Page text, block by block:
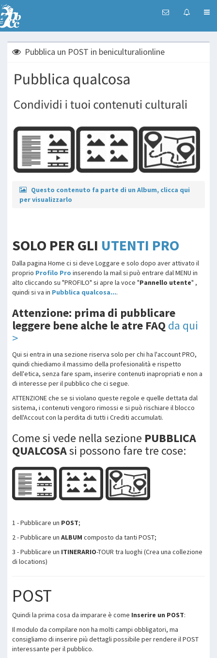
Pubblica un POST in beniculturalionline
Questo contenuto fa parte di un Album, clicca qui
per visualizzarlo
SOLO PER GLI UTENTI PRO
Dalla pagina Home ci si deve Loggare e solo dopo aver attivato il
proprio Profilo Pro inserendo la mail si può entrare dal MENU in
alto cliccando su "PROFILO" si apre la voce "Pannello utente" ,
quindi si va in Pubblica qualcosa....
Attenzione: prima di pubblicare
leggere bene alche le atre FAQ da qui
>
Qui si entra in una sezione riserva solo per chi ha l'account PRO,
quindi chiediamo il massimo della profesionalità e rispetto
dell'etica, senza fare spam, inserire contenuti inapropriati e non a
di interesse per il pubblico che ci segue.
ATTENZIONE che se si violano queste regole e quelle dettata dal
sistema, i contenuti vengoro rimossi e si può rischiare il blocco
dell'Accout con la perdita di tutti i Crediti accumulati.
Come si vede nella sezione PUBBLICA
QUALCOSAsi possono fare tre cose:
1 - Pubblicare un POST;
2 - Pubblicare un ALBUM composto da tanti POST;
3 - Pubblicare un ITINERARIO-TOUR tra luoghi (Crea una collezione
di locations)
POST
Quindi la prima cosa da imparare è come Inserire un POST:
Il modulo da compilare non ha molti campi obbligatori, ma
consigliamo di inserire più dettagli possibile per rendere il POST
interessante per il pubblico.